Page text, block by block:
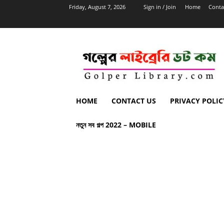
Friday, August 7, 2026 Sign in / Join Home
HOME CONTACT US PRIVACY
নতুন সব গল্প 2022 – MOBILE